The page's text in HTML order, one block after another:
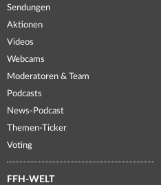
Sendungen
Aktionen
Videos
Webcams
Moderatoren & Team
Podcasts
News-Podcast
Themen-Ticker
Voting
FFH-WELT